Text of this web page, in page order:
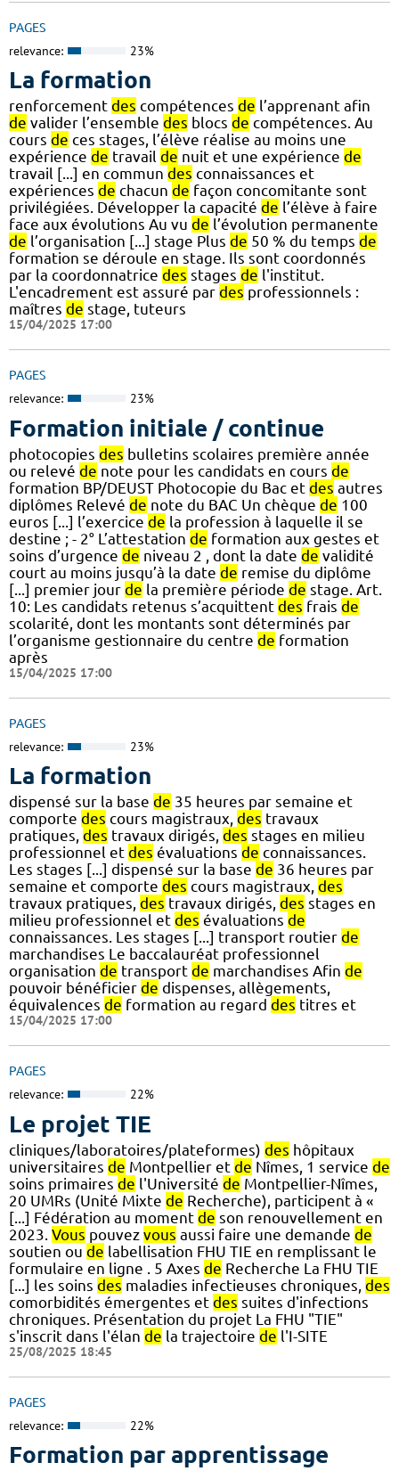
PAGES
relevance: 23%
La formation
renforcement des compétences de l’apprenant afin
de valider l’ensemble des blocs de compétences. Au
cours de ces stages, l’élève réalise au moins une
expérience de travail de nuit et une expérience de
travail [...] en commun des connaissances et
expériences de chacun de façon concomitante sont
privilégiées. Développer la capacité de l’élève à faire
face aux évolutions Au vu de l’évolution permanente
de l’organisation [...] stage Plus de 50 % du temps de
formation se déroule en stage. Ils sont coordonnés
par la coordonnatrice des stages de l'institut.
L'encadrement est assuré par des professionnels :
maîtres de stage, tuteurs
15/04/2025 17:00
PAGES
relevance: 23%
Formation initiale / continue
photocopies des bulletins scolaires première année
ou relevé de note pour les candidats en cours de
formation BP/DEUST Photocopie du Bac et des autres
diplômes Relevé de note du BAC Un chèque de 100
euros [...] l’exercice de la profession à laquelle il se
destine ; - 2° L’attestation de formation aux gestes et
soins d’urgence de niveau 2 , dont la date de validité
court au moins jusqu’à la date de remise du diplôme
[...] premier jour de la première période de stage. Art.
10: Les candidats retenus s’acquittent des frais de
scolarité, dont les montants sont déterminés par
l’organisme gestionnaire du centre de formation
après
15/04/2025 17:00
PAGES
relevance: 23%
La formation
dispensé sur la base de 35 heures par semaine et
comporte des cours magistraux, des travaux
pratiques, des travaux dirigés, des stages en milieu
professionnel et des évaluations de connaissances.
Les stages [...] dispensé sur la base de 36 heures par
semaine et comporte des cours magistraux, des
travaux pratiques, des travaux dirigés, des stages en
milieu professionnel et des évaluations de
connaissances. Les stages [...] transport routier de
marchandises Le baccalauréat professionnel
organisation de transport de marchandises Afin de
pouvoir bénéficier de dispenses, allègements,
équivalences de formation au regard des titres et
15/04/2025 17:00
PAGES
relevance: 22%
Le projet TIE
cliniques/laboratoires/plateformes) des hôpitaux
universitaires de Montpellier et de Nîmes, 1 service de
soins primaires de l'Université de Montpellier-Nîmes,
20 UMRs (Unité Mixte de Recherche), participent à «
[...] Fédération au moment de son renouvellement en
2023. Vous pouvez vous aussi faire une demande de
soutien ou de labellisation FHU TIE en remplissant le
formulaire en ligne . 5 Axes de Recherche La FHU TIE
[...] les soins des maladies infectieuses chroniques, des
comorbidités émergentes et des suites d'infections
chroniques. Présentation du projet La FHU "TIE"
s'inscrit dans l'élan de la trajectoire de l'I-SITE
25/08/2025 18:45
PAGES
relevance: 22%
Formation par apprentissage